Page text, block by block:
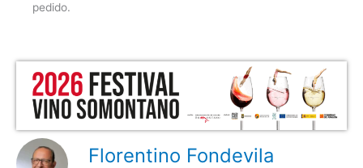
pedido.
Florentino Fondevila